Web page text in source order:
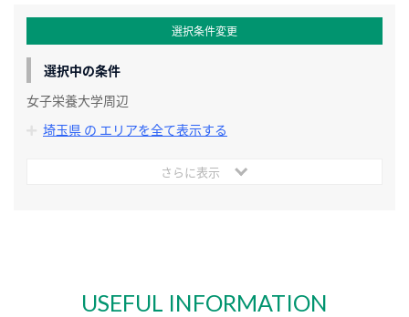
選択条件変更
選択中の条件
女子栄養大学周辺
埼玉県 の エリアを全て表示する
さらに表示
USEFUL INFORMATION